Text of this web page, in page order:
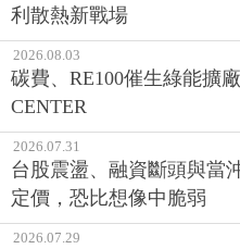
利散熱新戰場
2026.08.03
碳費、RE100催生綠能擴
CENTER
2026.07.31
台股震盪、融資斷頭與當
定價，恐比想像中脆弱
2026.07.29